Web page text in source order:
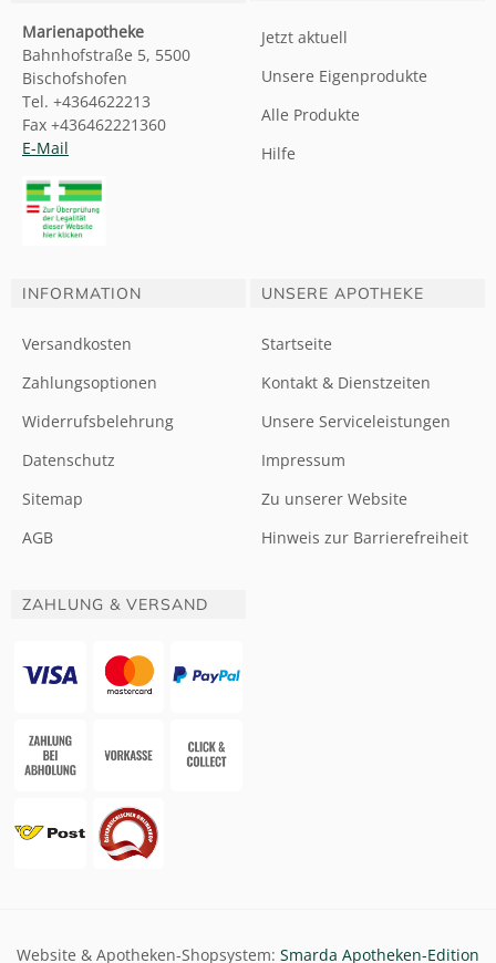
Marienapotheke
Bahnhofstraße 5, 5500
Bischofshofen
Tel. +4364622213
Fax +436462221360
E-Mail
Jetzt aktuell
Unsere Eigenprodukte
Alle Produkte
Hilfe
INFORMATION
Versandkosten
Zahlungsoptionen
Widerrufsbelehrung
Datenschutz
Sitemap
AGB
UNSERE APOTHEKE
Startseite
Kontakt & Dienstzeiten
Unsere Serviceleistungen
Impressum
Zu unserer Website
Hinweis zur Barrierefreiheit
ZAHLUNG & VERSAND
Website & Apotheken-Shopsystem: Smarda Apotheken-Edition